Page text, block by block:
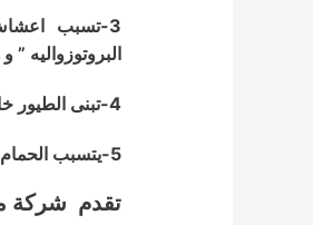
3-تسبب
البروتوزواليه
4-تبنى الطيور خاصة الحمام أعشاشها فوق ألنوافذ و ألشبابيك .
5-يتسبب الحمام فى تعطل المكيفات لأنه يقوم ببناء الأعشاش فوقها مما يؤدى الى ازعاج العملاء .
تقدم شركة